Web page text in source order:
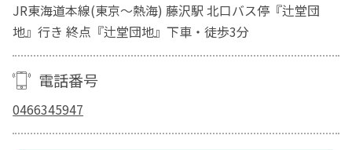
JR東海道本線(東京～熱海) 藤沢駅 北口バス停『辻堂団
地』行き 終点『辻堂団地』下車・徒歩3分
電話番号
0466345947